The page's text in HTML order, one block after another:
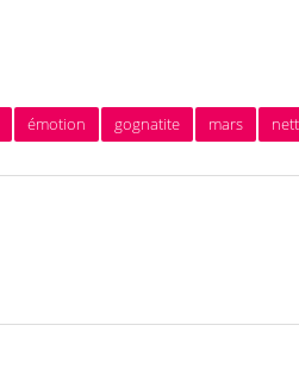
émotion gognatite mars